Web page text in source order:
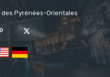
Pyrénées-Orientales